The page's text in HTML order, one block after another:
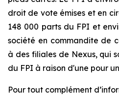
droit de vote émises et en
148 000 parts du FPI et
société en commandite de
à des filiales de Nexus, qui
du FPI à raison d'une pour
Pour tout complément